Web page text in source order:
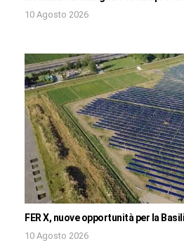
10 Agosto 2026
FER X, nuove opportunità per la
10 Agosto 2026